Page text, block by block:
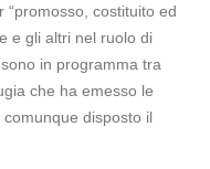
“promosso, costituito ed
e gli altri nel ruolo di
in programma tra
che ha emesso le
disposto il